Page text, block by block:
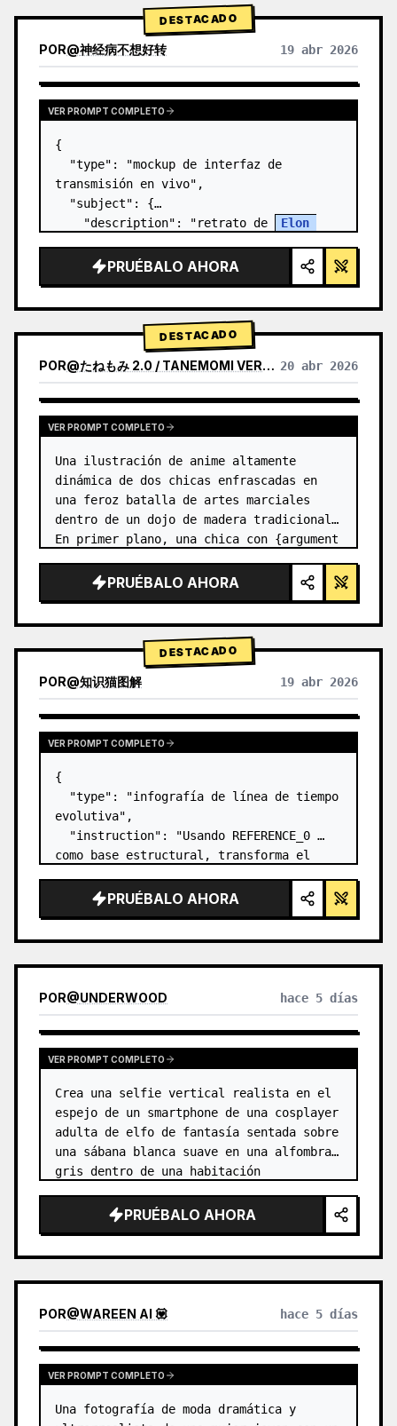
DESTACADO
POR@神经病不想好转 19 abr 2026
VER PROMPT COMPLETO
{
  "type": "mockup de interfaz de
transmisión en vivo",
  "subject": {
    "description": "retrato de
Elon
negra con un gráfico técnico esquemático
en blanco",
PRUÉBALO AHORA
DESTACADO
POR@たねもみ 2.0 / TANEMOMI VER2.0 20 abr 2026
VER PROMPT COMPLETO
Una ilustración de anime altamente
dinámica de dos chicas enfrascadas en
una feroz batalla de artes marciales
dentro de un dojo de madera tradicional.
En primer plano, una chica con {argument
negro en un moño alto con c…
PRUÉBALO AHORA
DESTACADO
POR@知识猫图解 19 abr 2026
VER PROMPT COMPLETO
{
  "type": "infografía de línea de tiempo
evolutiva",
  "instruction": "Usando REFERENCE_0
como base estructural, transforma el
3D altamente realista. Reemplaza las
rampas lisas por escalones de piedra
PRUÉBALO AHORA
POR@UNDERWOOD hace 5 días
VER PROMPT COMPLETO
Crea una selfie vertical realista en el
espejo de un smartphone de una cosplayer
adulta de elfo de fantasía sentada sobre
una sábana blanca suave en una alfombra
gris dentro de una habitación
{argument name="character n…
PRUÉBALO AHORA
POR@WAREEN AI 💟 hace 5 días
VER PROMPT COMPLETO
Una fotografía de moda dramática y